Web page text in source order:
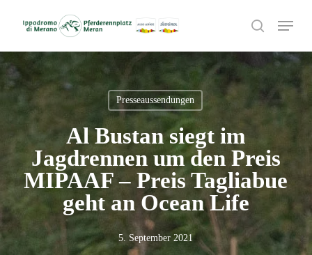
content
search
Menu
Presseaussendungen
Al Bustan siegt im
Jagdrennen um den Preis
MIPAAF – Preis Tagliabue
geht an Ocean Life
5. September 2021